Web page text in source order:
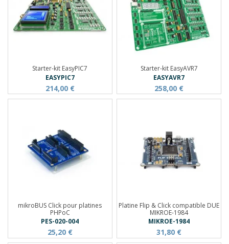
Starter-kit EasyPIC7
EASYPIC7
214,00 €
Starter-kit EasyAVR7
EASYAVR7
258,00 €
mikroBUS Click pour platines
PHPoC
PES-020-004
25,20 €
Platine Flip & Click compatible DUE
MIKROE-1984
MIKROE-1984
31,80 €